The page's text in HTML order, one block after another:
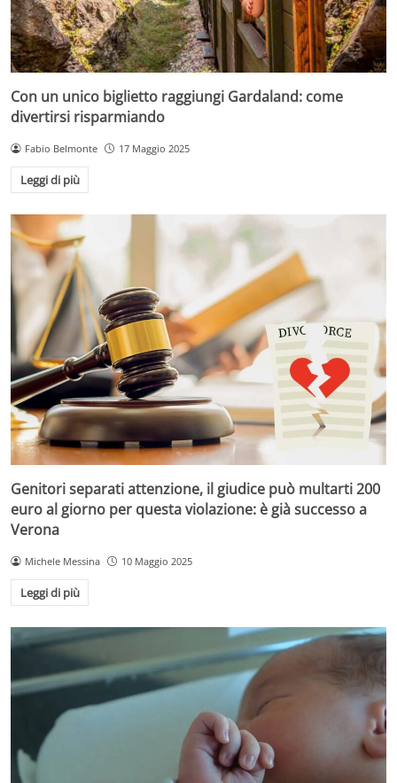
Con un unico biglietto raggiungi Gardaland: come
divertirsi risparmiando
Fabio Belmonte 17 Maggio 2025
Leggi di più
Genitori separati attenzione, il giudice può multarti 200
euro al giorno per questa violazione: è già successo a
Verona
Michele Messina 10 Maggio 2025
Leggi di più